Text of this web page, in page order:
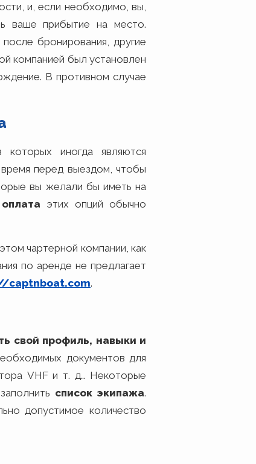
и, если необходимо, вы,
ваше прибытие на место.
бронирования, другие
компанией был установлен
В противном случае
иногда являются
перед выездом, чтобы
вы желали бы иметь на
этих опций обычно
чартерной компании, как
по аренде не предлагает
captnboat.com.
свой профиль, навыки и
документов для
VHF и т. д… Некоторые
список экипажа.
допустимое количество